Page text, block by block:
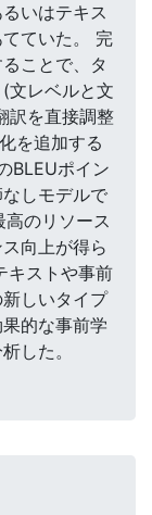
いはテキス
ていた。 完
ことで、タ
文レベルと文
訳を直接調整
を追加する
BLEUポイン
しモデルで
のリソース
向上が得ら
キストや事前
しいタイプ
的な事前学
した。